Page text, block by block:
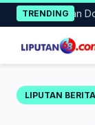
Skip
to
content
TRENDING
Gerakan Donor
LIPUTAN BERITA